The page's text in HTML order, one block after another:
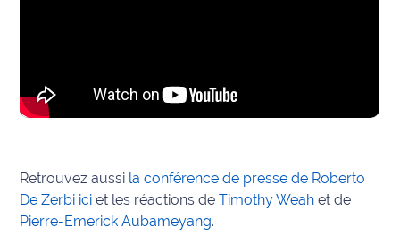
Transport
International
Défense
Retrouvez aussi la conférence de presse de Roberto
De Zerbi ici et les réactions deTimothy Weah et de
Pierre-Emerick Aubameyang.